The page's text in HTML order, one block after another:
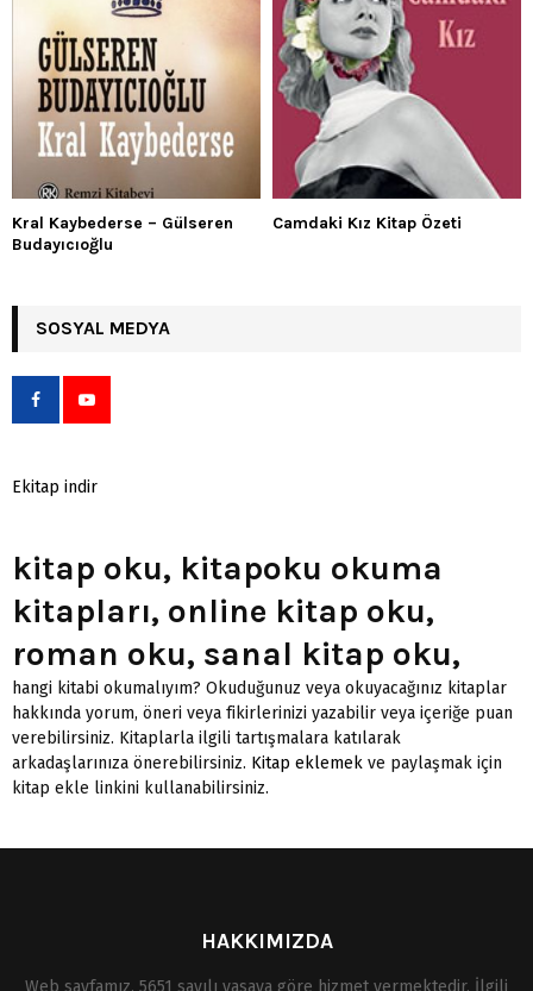
Kral Kaybederse – Gülseren
Budayıcıoğlu
Camdaki Kız Kitap Özeti
SOSYAL MEDYA
Ekitap indir
kitap oku, kitapoku okuma
kitapları, online kitap oku,
roman oku, sanal kitap oku,
hangi kitabi okumalıyım? Okuduğunuz veya okuyacağınız kitaplar
hakkında yorum, öneri veya fikirlerinizi yazabilir veya içeriğe puan
verebilirsiniz. Kitaplarla ilgili tartışmalara katılarak
arkadaşlarınıza önerebilirsiniz. Kitap eklemek ve paylaşmak için
kitap ekle linkini kullanabilirsiniz.
HAKKIMIZDA
Web sayfamız, 5651 sayılı yasaya göre hizmet vermektedir. İlgili